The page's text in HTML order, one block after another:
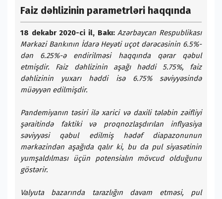
Faiz dəhlizinin parametrləri haqqında
18 dekabr 2020-ci il, Bakı: Azərbaycan Respublikası
Mərkəzi Bankının İdarə Heyəti uçot dərəcəsinin 6.5%-
dən 6.25%-ə endirilməsi haqqında qərar qəbul
etmişdir. Faiz dəhlizinin aşağı həddi 5.75%, faiz
dəhlizinin yuxarı həddi isə 6.75% səviyyəsində
müəyyən edilmişdir.
Pandemiyanın təsiri ilə xarici və daxili tələbin zəifliyi
şəraitində faktiki və proqnozlaşdırılan inflyasiya
səviyyəsi qəbul edilmiş hədəf diapazonunun
mərkəzindən aşağıda qalır ki, bu da pul siyasətinin
yumşaldılması üçün potensialın mövcud olduğunu
göstərir.
Valyuta bazarında tarazlığın davam etməsi, pul